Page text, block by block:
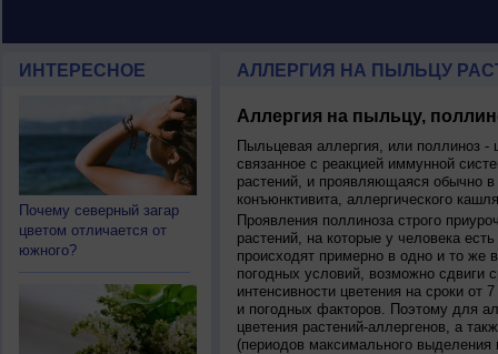
ИНТЕРЕСНОЕ
Почему северный загар
цветом отличается от
южного?
АЛЛЕРГИЯ НА ПЫЛЬЦУ
Аллергия на пыльцу,
Пыльцевая аллергия, или поллиноз -
связанное с реакцией иммунной
растений, и проявляющаяся обычно
конъюнктивита, аллергического
Проявления поллиноза строго
растений, на которые у человека
происходят примерно в одно и то же
погодных условий, возможно сдвиги
интенсивности цветения на сроки от
и погодных факторов. Поэтому для
цветения растений-аллергенов, а
(периодов максимального